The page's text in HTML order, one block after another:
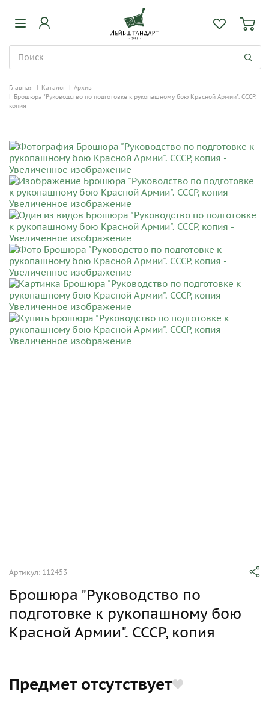
Главная | Каталог | Архив
| Брошюра "Руководство по подготовке к рукопашному бою Красной Армии". СССР,
копия
Артикул: 112453
Брошюра "Руководство по
подготовке к рукопашному бою
Красной Армии". СССР, копия
Предмет отсутствует